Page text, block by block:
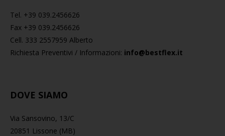
Tel. +39 039.2456626
Fax +39 039.2456626
Cell. 333 2557959 Alberto
Richiesta Preventivi / Informazioni: info@bestflex.it
DOVE SIAMO
Via Sansovino, 13/C
20851 Lissone (MB)